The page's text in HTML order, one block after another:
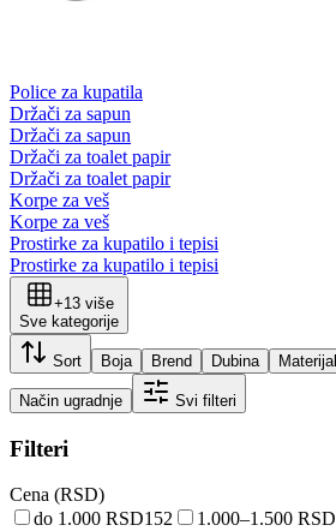
Police za kupatila
Držači za sapun
Držači za sapun
Držači za toalet papir
Držači za toalet papir
Korpe za veš
Korpe za veš
Prostirke za kupatilo i tepisi
Prostirke za kupatilo i tepisi
+13više
Sve kategorije
Sort Boja Brend Dubina Materijal
Način ugradnje Svi filteri
Filteri
Cena (RSD)
do 1.000 RSD152 1.000–1.500 RSD